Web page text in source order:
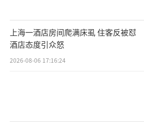
上海一酒店房间爬满床虱 住客反被怼
酒店态度引众怒
2026-08-06 17:16:24